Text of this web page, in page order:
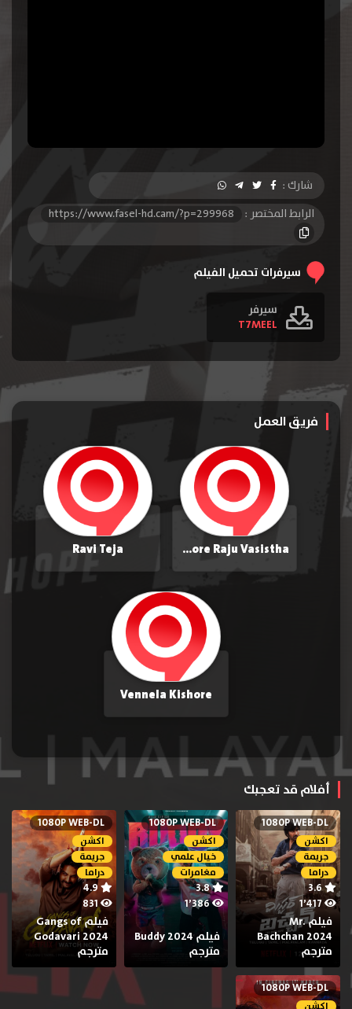
شارك :
الرابط المختصر :
https://www.fasel-hd.cam/?p=299968
سيرفرات تحميل الفيلم
سيرفر
T7MEEL
فريق العمل
Kishore Raju Vasistha
Ravi Teja
Vennela Kishore
أفلام قد تعجبك
1080P WEB-DL
اكشن
جريمة
دراما
3.6
1٬417
فيلم Mr.
Bachchan 2024
مترجم
1080P WEB-DL
اكشن
خيال علمي
مغامرات
3.8
1٬386
فيلم Buddy 2024
مترجم
1080P WEB-DL
اكشن
جريمة
دراما
4.9
831
فيلم Gangs of
Godavari 2024
مترجم
1080P WEB-DL